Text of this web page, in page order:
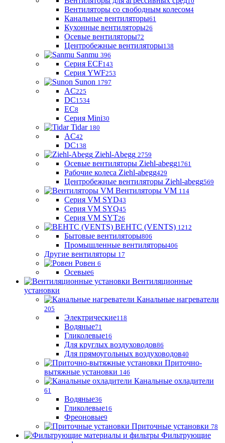
Вентиляторы со свободным колесом4
Канальные вентиляторы61
Кухонные вентиляторы26
Осевые вентиляторы72
Центробежные вентиляторы138
Sanmu 396
Серия ECF143
Серия YWF253
Sunon 1797
AC225
DC1534
EC8
Серия Mini30
Tidar 180
AC42
DC138
Ziehl-Abegg 2759
Осевые вентиляторы Ziehl-abegg1761
Рабочие колеса Ziehl-abegg429
Центробежные вентиляторы Ziehl-abegg569
Вентиляторы VM 114
Серия VM SYD43
Серия VM SYQ45
Серия VM SYT26
ВЕНТС (VENTS) 1212
Бытовые вентиляторы806
Промышленные вентиляторы406
Другие вентиляторы 17
Ровен 6
Осевые6
Вентиляционные
установки
Канальные нагреватели
205
Электрические118
Водяные71
Гликолевые16
Для круглых воздуховодов86
Для прямоугольных воздуховодов40
Приточно-
вытяжные установки 146
Канальные охладители
61
Водяные36
Гликолевые16
Фреоновые9
Приточные установки 78
Фильтрующие